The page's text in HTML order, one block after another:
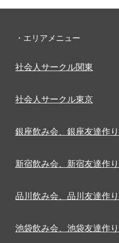
・エリアメニュー
社会人サークル関東
社会人サークル東京
銀座飲み会、銀座友達作
新宿飲み会、新宿友達作
品川飲み会、品川友達作
池袋飲み会、池袋友達作